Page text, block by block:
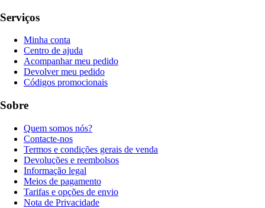
Serviços
Minha conta
Centro de ajuda
Acompanhar meu pedido
Devolver meu pedido
Códigos promocionais
Sobre
Quem somos nós?
Contacte-nos
Termos e condições gerais de venda
Devoluções e reembolsos
Informação legal
Meios de pagamento
Tarifas e opções de envio
Nota de Privacidade